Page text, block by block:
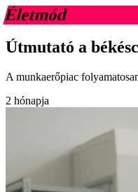
Életmód
Útmutató a
A munkaerőpiac
2 hónapja